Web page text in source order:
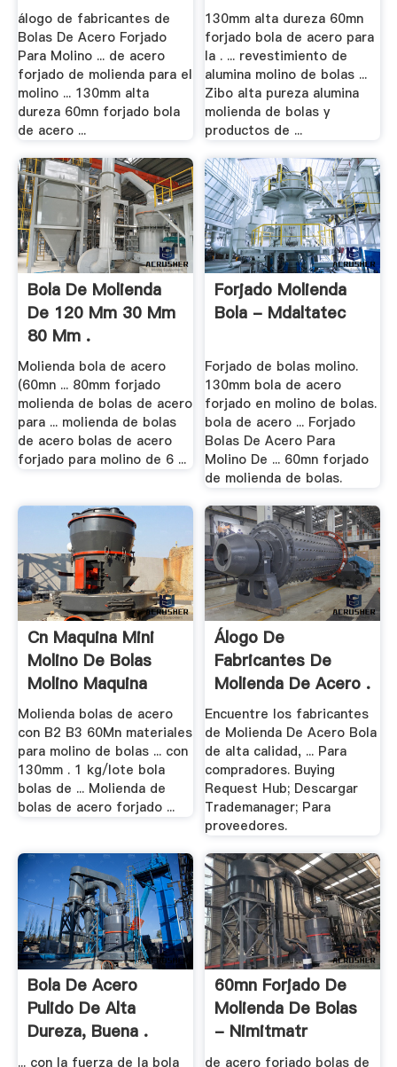
álogo de fabricantes de
Bolas De Acero Forjado
Para Molino ... de acero
forjado de molienda para el
molino ... 130mm alta
dureza 60mn forjado bola
de acero ...
130mm alta dureza 60mn
forjado bola de acero para
la . ... revestimiento de
alumina molino de bolas ...
Zibo alta pureza alumina
molienda de bolas y
productos de ...
Bola De Molienda
De 120 Mm 30 Mm
80 Mm .
Molienda bola de acero
(60mn ... 80mm forjado
molienda de bolas de acero
para ... molienda de bolas
de acero bolas de acero
forjado para molino de 6 ...
Forjado Molienda
Bola - Mdaltatec
Forjado de bolas molino.
130mm bola de acero
forjado en molino de bolas.
bola de acero ... Forjado
Bolas De Acero Para
Molino De ... 60mn forjado
de molienda de bolas.
Cn Maquina Mini
Molino De Bolas
Molino Maquina
Molienda bolas de acero
con B2 B3 60Mn materiales
para molino de bolas ... con
130mm . 1 kg/lote bola
bolas de ... Molienda de
bolas de acero forjado ...
Álogo De
Fabricantes De
Molienda De Acero .
Encuentre los fabricantes
de Molienda De Acero Bola
de alta calidad, ... Para
compradores. Buying
Request Hub; Descargar
Trademanager; Para
proveedores.
Bola De Acero
Pulido De Alta
Dureza, Buena .
... con la fuerza de la bola
60mn Forjado De
Molienda De Bolas
- Nimitmatr
de acero forjado bolas de